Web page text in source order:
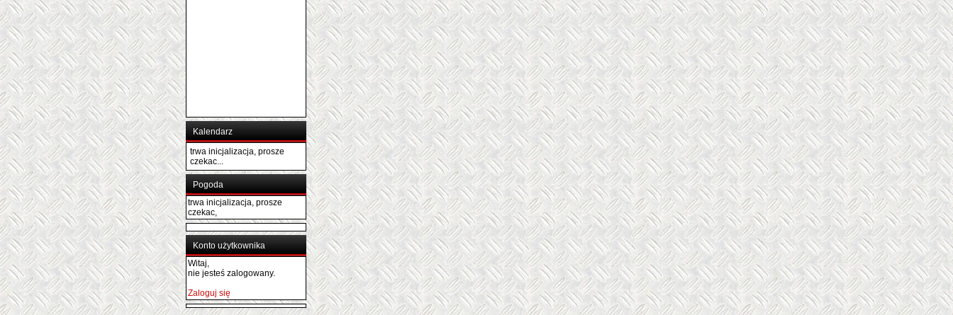
Kalendarz
trwa inicjalizacja, prosze
czekac...
Pogoda
trwa inicjalizacja, prosze
czekac,
Konto użytkownika
Witaj,
nie jesteś zalogowany.
Zaloguj się